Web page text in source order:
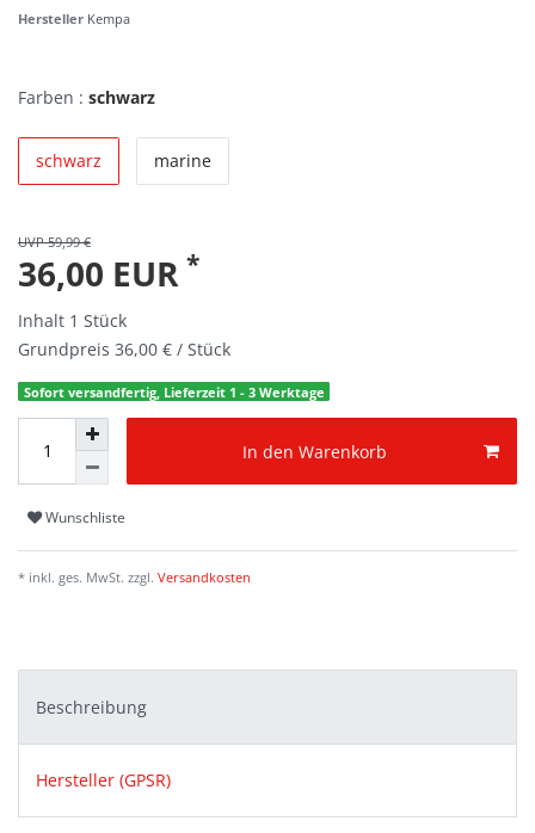
Hersteller Kempa
Farben : schwarz
schwarz marine
UVP 59,99 €
36,00 EUR *
Inhalt 1 Stück
Grundpreis 36,00 € / Stück
Sofort versandfertig, Lieferzeit 1 - 3 Werktage
In den Warenkorb
Wunschliste
* inkl. ges. MwSt. zzgl. Versandkosten
Beschreibung
Hersteller (GPSR)